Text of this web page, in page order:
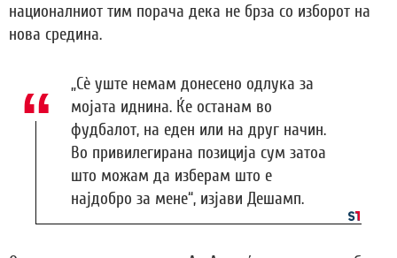
националниот тим порача дека не брза со изборот на
нова средина.
„Сè уште немам донесено одлука за
мојата иднина. Ќе останам во
фудбалот, на еден или на друг начин.
Во привилегирана позиција сум затоа
што можам да изберам што е
најдобро за мене“, изјави Дешамп.